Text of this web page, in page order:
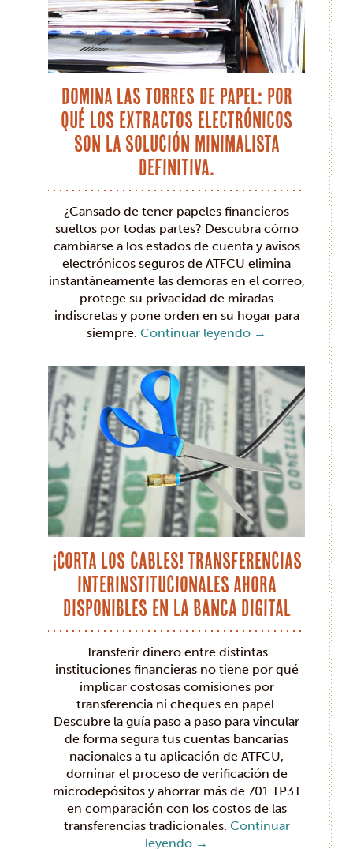
Domina las torres de papel: Por
qué los extractos electrónicos
son la solución minimalista
definitiva.
¿Cansado de tener papeles financieros
sueltos por todas partes? Descubra cómo
cambiarse a los estados de cuenta y avisos
electrónicos seguros de ATFCU elimina
instantáneamente las demoras en el correo,
protege su privacidad de miradas
indiscretas y pone orden en su hogar para
siempre. Continuar leyendo →
¡Corta los cables! Transferencias
interinstitucionales ahora
disponibles en la banca digital
Transferir dinero entre distintas
instituciones financieras no tiene por qué
implicar costosas comisiones por
transferencia ni cheques en papel.
Descubre la guía paso a paso para vincular
de forma segura tus cuentas bancarias
nacionales a tu aplicación de ATFCU,
dominar el proceso de verificación de
microdepósitos y ahorrar más de 701 TP3T
en comparación con los costos de las
transferencias tradicionales. Continuar
leyendo →